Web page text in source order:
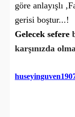
göre anlayışlı
gerisi boştur...!
Gelecek sefere
karşınızda